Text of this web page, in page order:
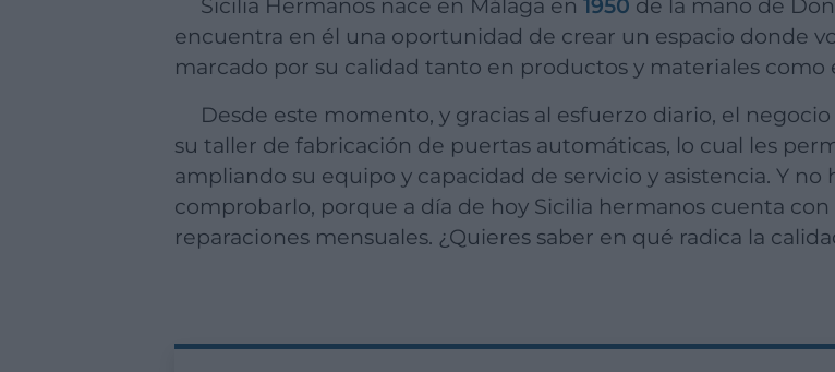
encuentra en él una oportunidad de crear un espacio donde
marcado por su calidad tanto en productos y materiales como
Desde este momento, y gracias al esfuerzo diario, el negocio se va posicionando debido a la calidad de
su taller de fabricación de puertas automáticas, lo cual les
ampliando su equipo y capacidad de servicio y asistencia. Y no
comprobarlo, porque a día de hoy Sicilia hermanos cuenta con
reparaciones mensuales. ¿Quieres saber en qué radica la